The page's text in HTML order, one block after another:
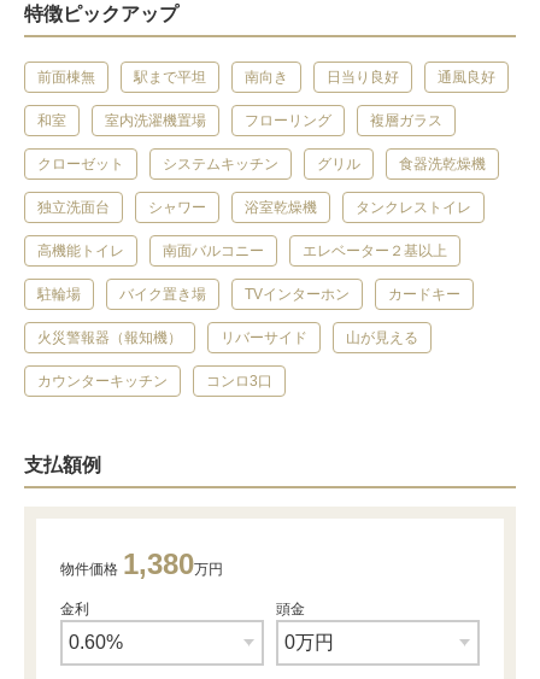
特徴ピックアップ
前面棟無 駅まで平坦 南向き 日当り良好 通風良好
和室 室内洗濯機置場 フローリング 複層ガラス
クローゼット システムキッチン グリル 食器洗乾燥機
独立洗面台 シャワー 浴室乾燥機 タンクレストイレ
高機能トイレ 南面バルコニー エレベーター２基以上
駐輪場 バイク置き場 TVインターホン カードキー
火災警報器（報知機） リバーサイド 山が見える
カウンターキッチン コンロ3口
支払額例
物件価格 1,380万円
金利 頭金